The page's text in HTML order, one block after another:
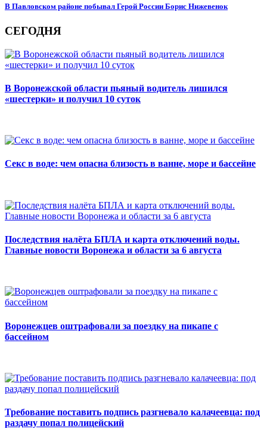
В Павловском районе побывал Герой России Борис Нижевенок
СЕГОДНЯ
В Воронежской области пьяный водитель лишился
«шестерки» и получил 10 суток
Секс в воде: чем опасна близость в ванне, море и бассейне
Последствия налёта БПЛА и карта отключений воды.
Главные новости Воронежа и области за 6 августа
Воронежцев оштрафовали за поездку на пикапе с
бассейном
Требование поставить подпись разгневало калачеевца: под
раздачу попал полицейский